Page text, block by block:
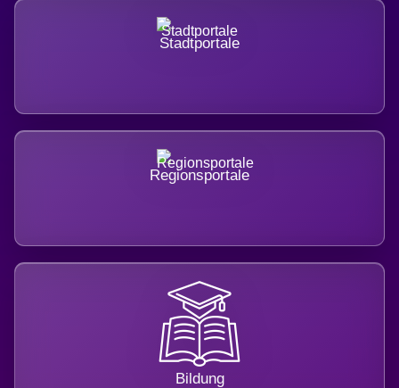
Stadtportale
Regionsportale
Bildung